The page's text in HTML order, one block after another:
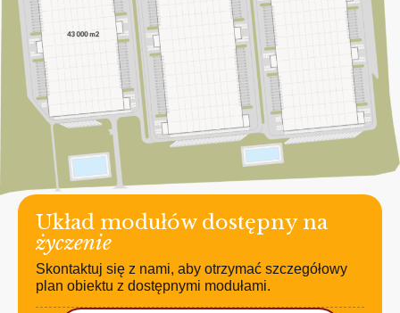
Układ modułów dostępny na
życzenie
Skontaktuj się z nami, aby otrzymać szczegółowy
plan obiektu z dostępnymi modułami.